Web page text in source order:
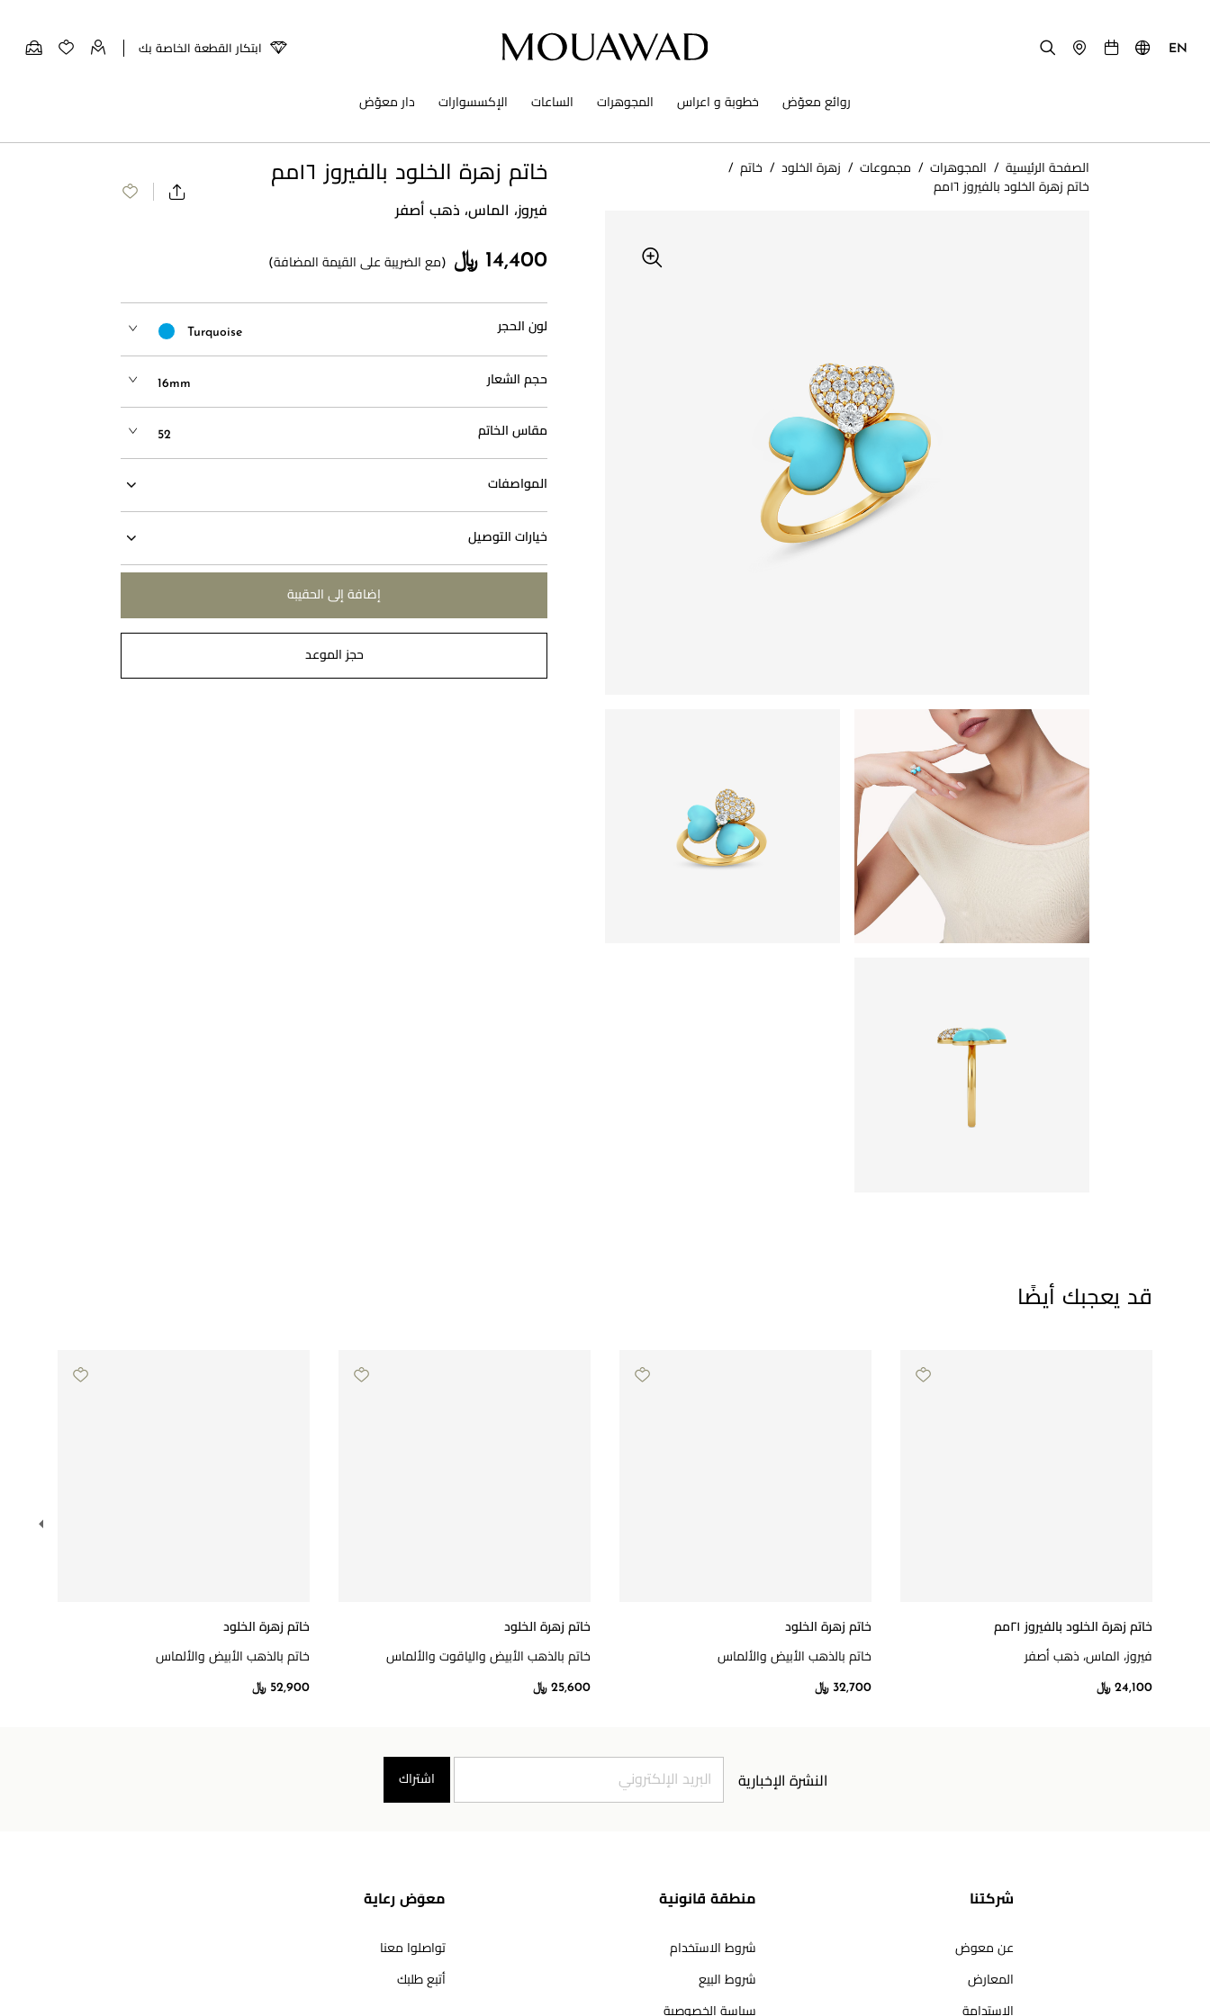
EN ابتكار القطعة الخاصة بك
روائع معوّض خطوبة و اعراس المجوهرات الساعات الإكسسوارات دار معوّض
الصفحة الرئيسية / المجوهرات / مجموعات / زهرة الخلود / خاتم /
خاتم زهرة الخلود بالفيروز ١٦مم
خاتم زهرة الخلود بالفيروز ١٦مم
فيروز، الماس، ذهب أصفر
14,400 ﷼ (مع الضريبة على القيمة المضافة)
لون الحجر Turquoise
حجم الشعار 16mm
مقاس الخاتم 52
المواصفات
خيارات التوصيل
إضافة إلى الحقيبة
حجز الموعد
قد يعجبك أيضًا
خاتم زهرة الخلود بالفيروز ٢١مم
فيروز، الماس، ذهب أصفر
24,100 ﷼
خاتم زهرة الخلود
خاتم بالذهب الأبيض والألماس
32,700 ﷼
خاتم زهرة الخلود
خاتم بالذهب الأبيض والياقوت والألماس
25,600 ﷼
خاتم زهرة الخلود
خاتم بالذهب الأبيض والألماس
52,900 ﷼
النشرة الإخبارية اشتراك
شركتنا
عن معوض
المعارض
الاستدامة
منطقة قانونية
شروط الاستخدام
شروط البيع
سياسة الخصوصية
معوَض رعاية
تواصلوا معنا
أتبع طلبك